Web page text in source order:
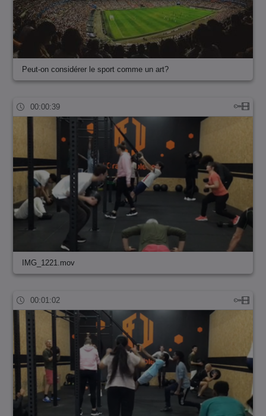
Peut-on considérer le sport comme un art?
00:00:39
IMG_1221.mov
00:01:02